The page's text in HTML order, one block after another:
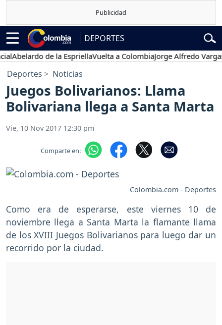
DEPORTES
de la EspriellaVuelta a ColombiaJorge Alfredo Vargas
Deportes Noticias
Juegos Bolivarianos: Llama
Bolivariana llega a Santa Marta
Vie, 10 Nov 2017 12:30 pm
Comparte en:
Colombia.com - Deportes
Como era de esperarse, este viernes 10 de
noviembre llega a Santa Marta la flamante llama
de los XVIII Juegos Bolivarianos para luego dar un
recorrido por la ciudad.